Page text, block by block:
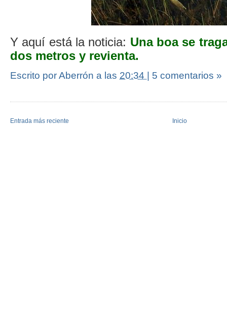
Y aquí está la noticia: Una boa se
dos metros y revienta.
Escrito por Aberrón a las 20:34 | 5 comentarios »
Entrada más reciente Inicio